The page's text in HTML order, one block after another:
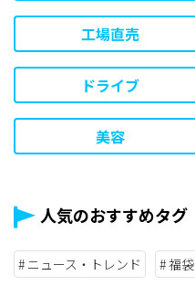
工場直売
ドライブ
美容
人気のおすすめタグ
ニュース・トレンド 福袋